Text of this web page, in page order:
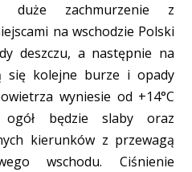
duże zachmurzenie z
na wschodzie Polski
deszczu, a następnie na
się kolejne burze i opady
wyniesie od +14°C
będzie slaby oraz
kierunków z przewagą
wschodu. Ciśnienie